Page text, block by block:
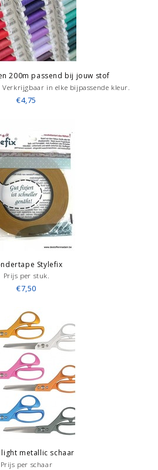
200m passend bij jouw stof
in elke bijpassende kleur.
€4,75
Stylefix
Prijs per stuk.
€7,50
light metallic schaar
Prijs per schaar